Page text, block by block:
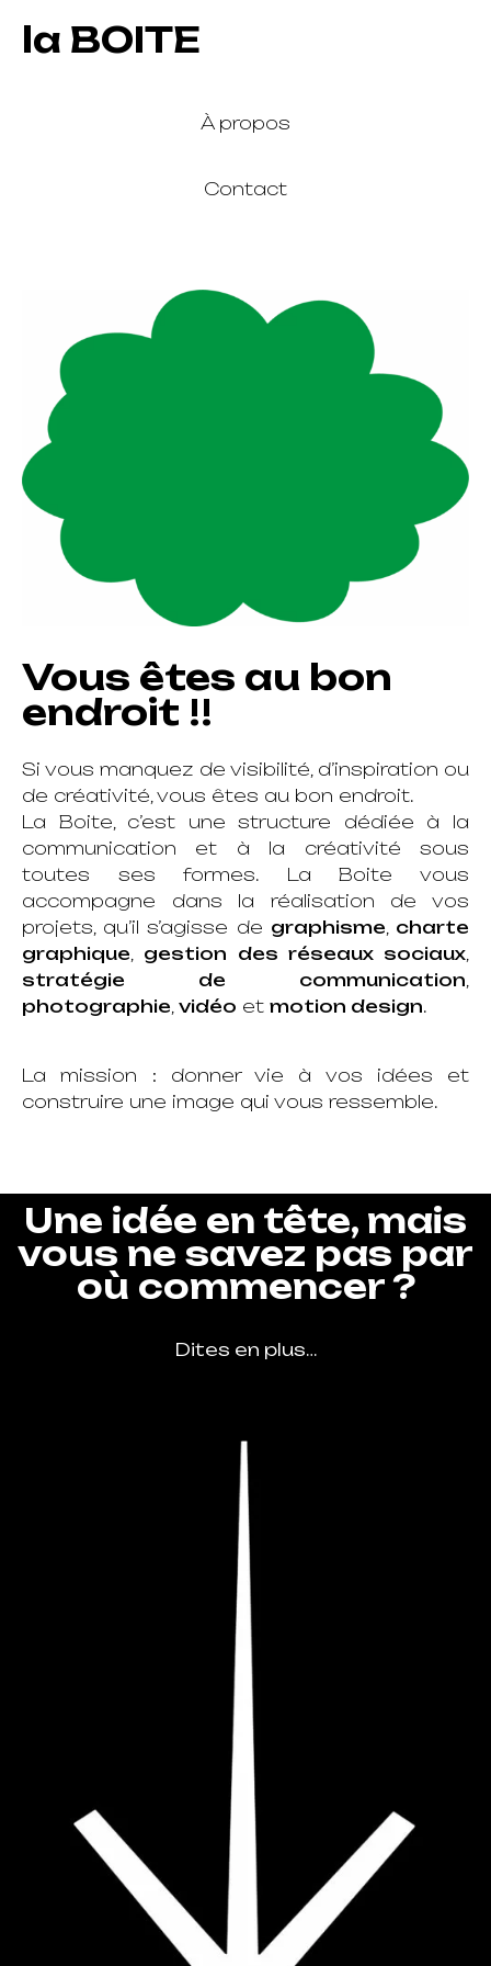
la BOITE
À propos
Contact
Vous êtes au bon
endroit !!
Si vous manquez de visibilité, d’inspiration ou
de créativité, vous êtes au bon endroit.
La Boite, c’est une structure dédiée à la
communication et à la créativité sous
toutes ses formes. La Boite vous
accompagne dans la réalisation de vos
projets, qu’il s’agisse de graphisme, charte
graphique, gestion des réseaux sociaux,
stratégie de communication,
photographie, vidéo et motion design.
La mission : donner vie à vos idées et
construire une image qui vous ressemble.
Une idée en tête, mais
vous ne savez pas par
où commencer ?
Dites en plus…